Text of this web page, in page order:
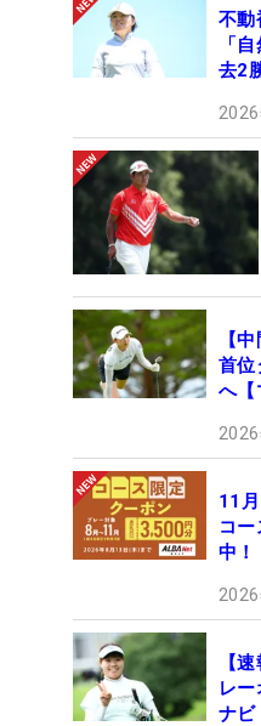
不動
「
去2
【
首位
へ【
11
コ
中！
【
レ
ナビ